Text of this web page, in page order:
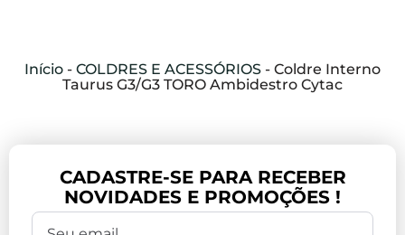
Início - COLDRES E ACESSÓRIOS - Coldre Interno
Taurus G3/G3 TORO Ambidestro Cytac
CADASTRE-SE PARA RECEBER
NOVIDADES E PROMOÇÕES !